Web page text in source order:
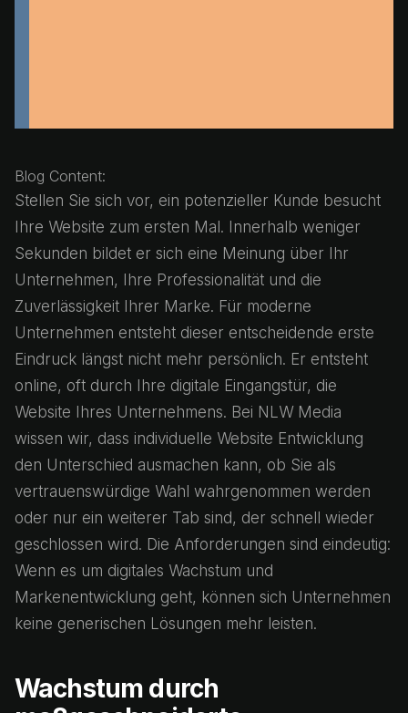
Blog Content:
Stellen Sie sich vor, ein potenzieller Kunde besucht
Ihre Website zum ersten Mal. Innerhalb weniger
Sekunden bildet er sich eine Meinung über Ihr
Unternehmen, Ihre Professionalität und die
Zuverlässigkeit Ihrer Marke. Für moderne
Unternehmen entsteht dieser entscheidende erste
Eindruck längst nicht mehr persönlich. Er entsteht
online, oft durch Ihre digitale Eingangstür, die
Website Ihres Unternehmens. Bei NLW Media
wissen wir, dass individuelle Website Entwicklung
den Unterschied ausmachen kann, ob Sie als
vertrauenswürdige Wahl wahrgenommen werden
oder nur ein weiterer Tab sind, der schnell wieder
geschlossen wird. Die Anforderungen sind eindeutig:
Wenn es um digitales Wachstum und
Markenentwicklung geht, können sich Unternehmen
keine generischen Lösungen mehr leisten.
Wachstum durch